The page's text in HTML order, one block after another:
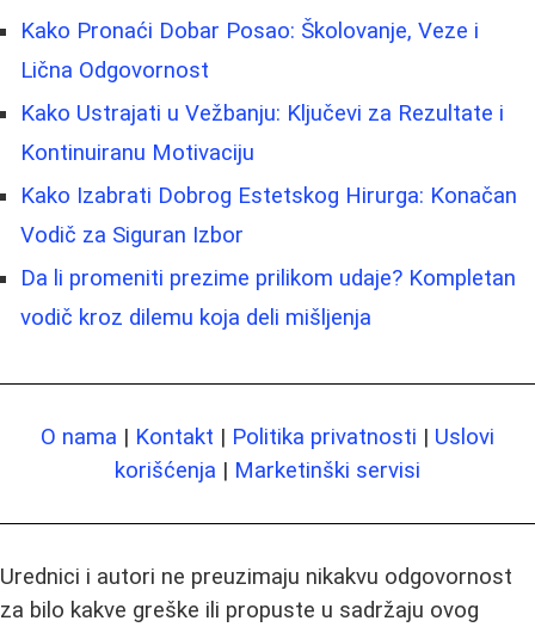
Kako Pronaći Dobar Posao: Školovanje, Veze i
Lična Odgovornost
Kako Ustrajati u Vežbanju: Ključevi za Rezultate i
Kontinuiranu Motivaciju
Kako Izabrati Dobrog Estetskog Hirurga: Konačan
Vodič za Siguran Izbor
Da li promeniti prezime prilikom udaje? Kompletan
vodič kroz dilemu koja deli mišljenja
O nama | Kontakt | Politika privatnosti | Uslovi
korišćenja | Marketinški servisi
Urednici i autori ne preuzimaju nikakvu odgovornost
za bilo kakve greške ili propuste u sadržaju ovog